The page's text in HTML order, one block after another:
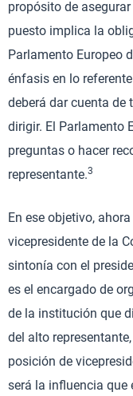
propósito de
puesto implica la
Parlamento Europeo
énfasis en lo
deberá dar cuenta de
dirigir. El Parlamento
preguntas o hacer
representante.3
En ese objetivo,
vicepresidente de la
sintonía con el
es el encargado de
de la institución que
del alto
posición de
será la influencia que